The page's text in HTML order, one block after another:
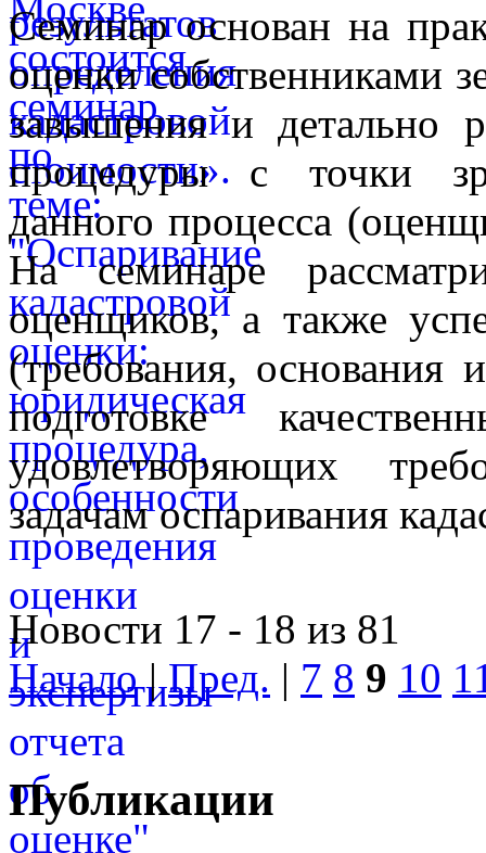
Семинар основан на
оценки собственниками
завышения и детально
процедуры с точки
данного процесса
На семинаре
оценщиков, а также
(требования, основания
подготовке
удовлетворяющих
задачам оспаривания
Новости 17 - 18 из 81
Начало|Пред. | 7 8 9 10
Публикации